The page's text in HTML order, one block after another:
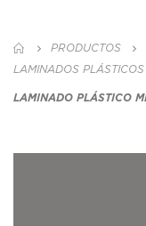
PRODUCTOS
LAMINADOS PLÁSTICOS
LAMINADO PLÁSTICO